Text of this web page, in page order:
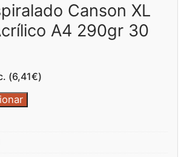
Canson XL
A4 290gr 30
(6,41€)